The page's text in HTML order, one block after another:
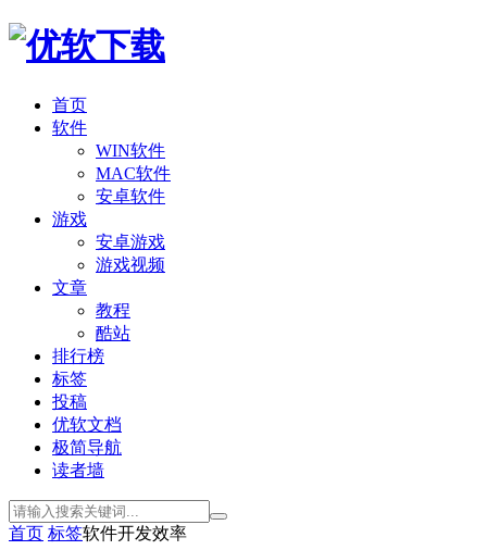
首页
软件
WIN软件
MAC软件
安卓软件
游戏
安卓游戏
游戏视频
文章
教程
酷站
排行榜
标签
投稿
优软文档
极简导航
读者墙
首页 标签软件开发效率